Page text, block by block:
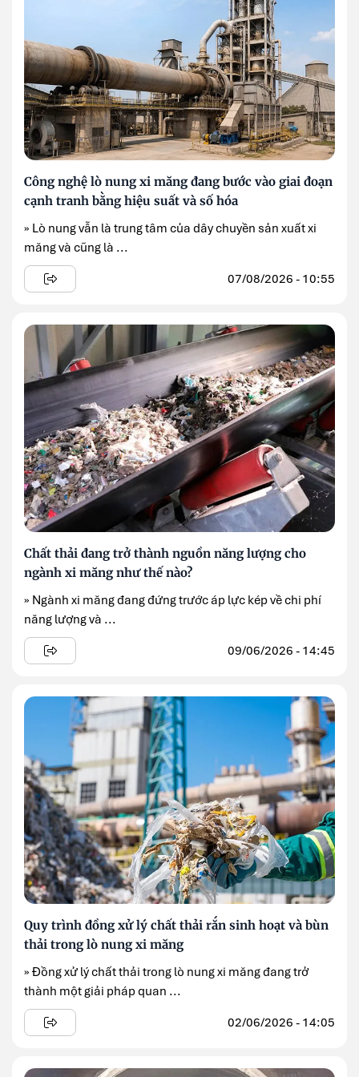
Công nghệ lò nung xi măng đang bước vào giai đoạn
cạnh tranh bằng hiệu suất và số hóa
» Lò nung vẫn là trung tâm của dây chuyền sản xuất xi
măng và cũng là ...
07/08/2026 - 10:55
Chất thải đang trở thành nguồn năng lượng cho
ngành xi măng như thế nào?
» Ngành xi măng đang đứng trước áp lực kép về chi phí
năng lượng và ...
09/06/2026 - 14:45
Quy trình đồng xử lý chất thải rắn sinh hoạt và bùn
thải trong lò nung xi măng
» Đồng xử lý chất thải trong lò nung xi măng đang trở
thành một giải pháp quan ...
02/06/2026 - 14:05